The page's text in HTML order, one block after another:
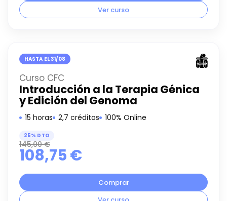
Ver curso
HASTA EL 31/08
Curso CFC
Introducción a la Terapia Génica
y Edición del Genoma
15 horas 2,7 créditos 100% Online
25% DTO
145,00€
108,75€
Comprar